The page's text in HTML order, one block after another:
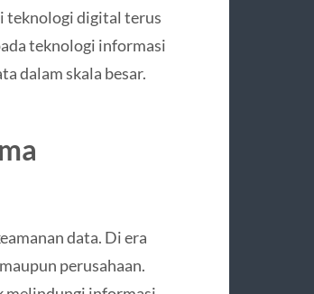
teknologi digital terus
teknologi informasi
dalam skala besar.
data. Di era
perusahaan.